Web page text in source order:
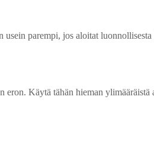
parempi, jos aloitat luonnollisesta
Käytä tähän hieman